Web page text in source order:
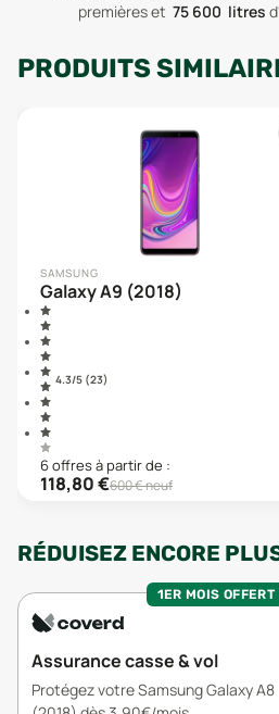
premièreset 75 600 litres
PRODUITS
SAMSUNG
Galaxy A9 (2018)
4.3/5 (23)
6offresà partir de :
118,80€600€ neuf
RÉDUISEZ ENCORE
1ER MOIS OFFERT
Assurance casse & vol
Protégez votre Samsung Galaxy A8